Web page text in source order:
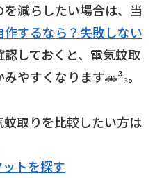
減らしたい場合は、当
するなら？失敗しない
しておくと、電気蚊取
やすくなります🚗³₃。
取りを比較したい方は
トを探す